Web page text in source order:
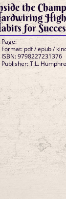
the
Page:
Format: pdf / epub /
ISBN: 9798227231376
Publisher: T.L.